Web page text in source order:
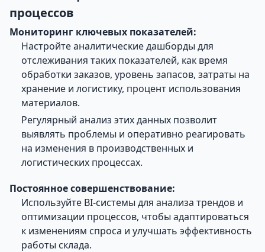
процессов
Мониторинг ключевых показателей:
Настройте аналитические дашборды для
отслеживания таких показателей, как время
обработки заказов, уровень запасов, затраты на
хранение и логистику, процент использования
материалов.
Регулярный анализ этих данных позволит
выявлять проблемы и оперативно реагировать
на изменения в производственных и
логистических процессах.
Постоянное совершенствование:
Используйте BI-системы для анализа трендов и
оптимизации процессов, чтобы адаптироваться
к изменениям спроса и улучшать эффективность
работы склада.